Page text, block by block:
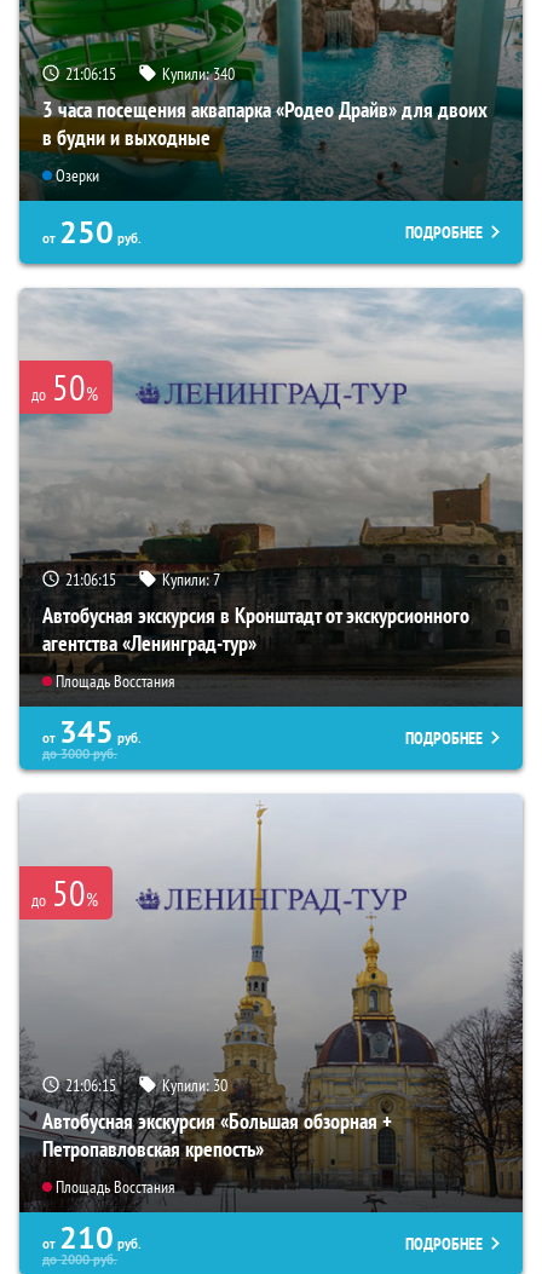
21:06:14 Купили:340
3 часа посещения аквапарка «Родео Драйв» для двоих
в будни и выходные
Озерки
от 250 руб. ПОДРОБНЕЕ
до 50%
21:06:14 Купили:7
Автобусная экскурсия в Кронштадт от экскурсионного
агентства «Ленинград-тур»
Площадь Восстания
от 345 руб.
до3000руб.
ПОДРОБНЕЕ
до 50%
21:06:14 Купили: 30
Автобусная экскурсия «Большая обзорная +
Петропавловская крепость»
Площадь Восстания
от 210 руб.
до2000руб.
ПОДРОБНЕЕ